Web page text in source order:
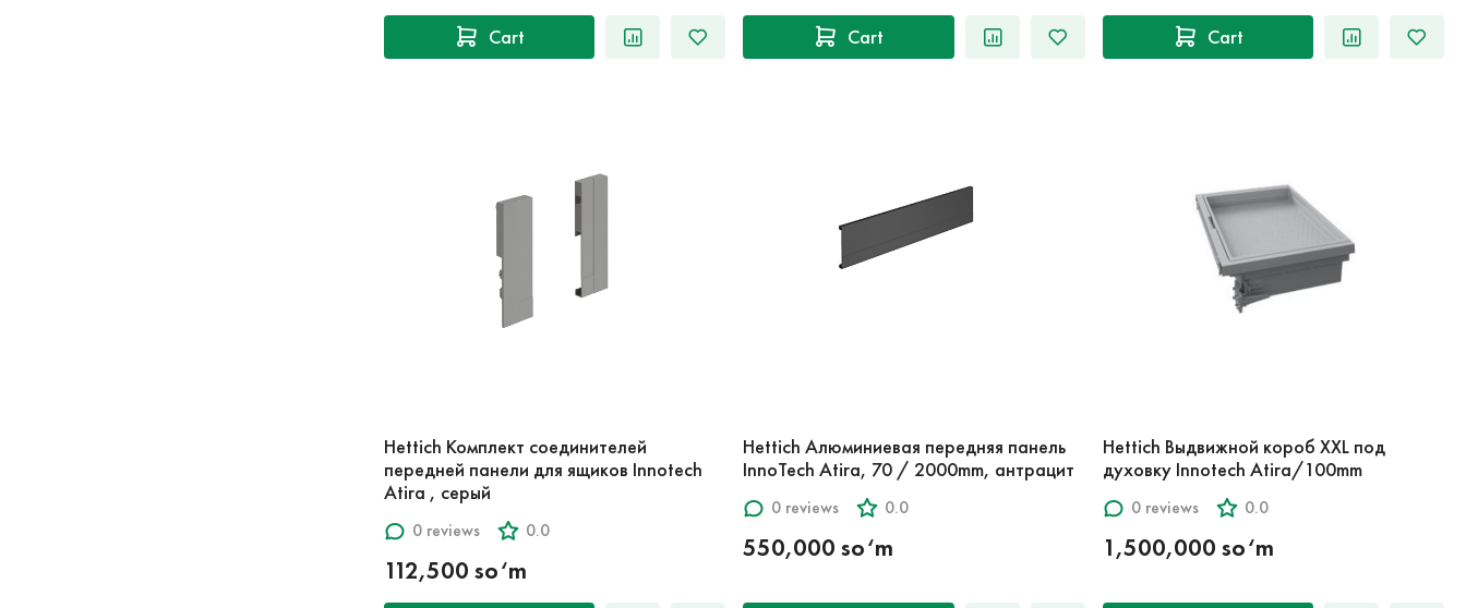
Cart Cart Cart
Hettich Комплект соединителей
передней панели для ящиков Innotech
Atira , серый
0 reviews 0.0
112,500 so‘m
Hettich Алюминиевая передняя панель
InnoTech Atira, 70 / 2000mm, антрацит
0 reviews 0.0
550,000 so‘m
Hettich Выдвижной короб XXL под
духовку Innotech Atira/100mm
0 reviews 0.0
1,500,000 so‘m